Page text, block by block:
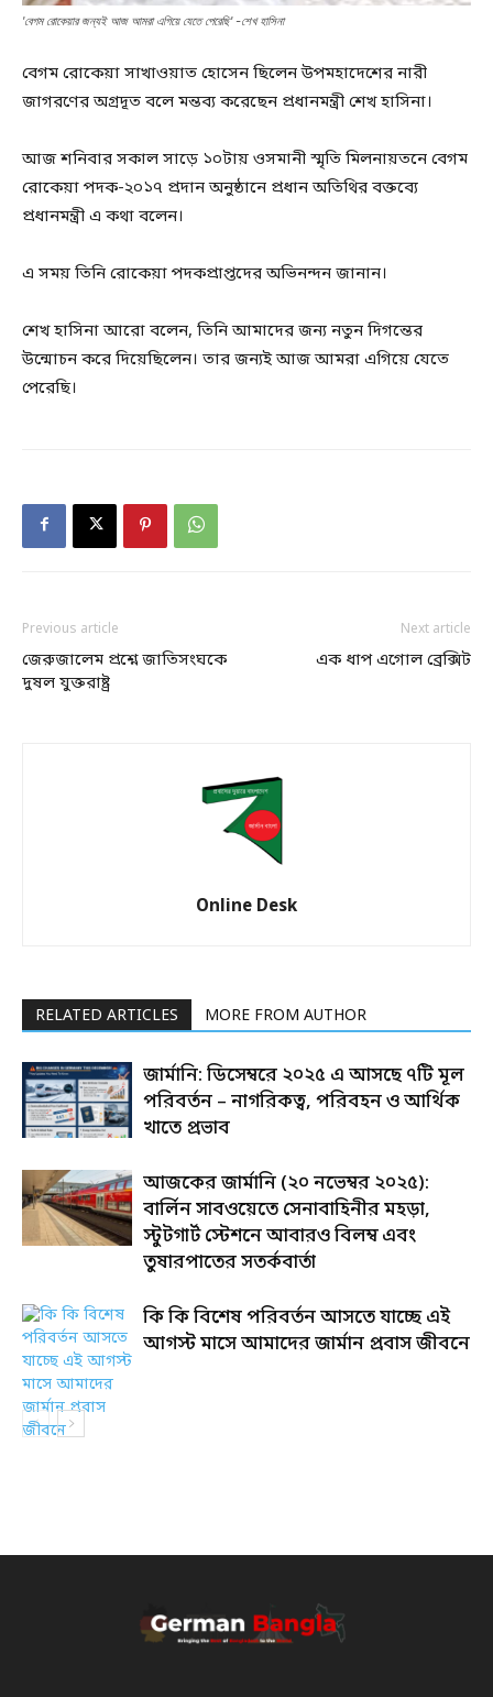
'বেগম রোকেয়ার জন্যই আজ আমরা এগিয়ে যেতে পেরেছি' -শেখ হাসিনা
বেগম রোকেয়া সাখাওয়াত হোসেন ছিলেন উপমহাদেশের নারী
জাগরণের অগ্রদূত বলে মন্তব্য করেছেন প্রধানমন্ত্রী শেখ হাসিনা।
আজ শনিবার সকাল সাড়ে ১০টায় ওসমানী স্মৃতি মিলনায়তনে বেগম
রোকেয়া পদক-২০১৭ প্রদান অনুষ্ঠানে প্রধান অতিথির বক্তব্যে
প্রধানমন্ত্রী এ কথা বলেন।
এ সময় তিনি রোকেয়া পদকপ্রাপ্তদের অভিনন্দন জানান।
শেখ হাসিনা আরো বলেন, তিনি আমাদের জন্য নতুন দিগন্তের
উন্মোচন করে দিয়েছিলেন। তার জন্যই আজ আমরা এগিয়ে যেতে
পেরেছি।
Previous article
জেরুজালেম প্রশ্নে জাতিসংঘকে
দুষল যুক্তরাষ্ট্র
Next article
এক ধাপ এগোল ব্রেক্সিট
Online Desk
RELATED ARTICLES MORE FROM AUTHOR
জার্মানি: ডিসেম্বরে ২০২৫ এ আসছে ৭টি মূল
পরিবর্তন – নাগরিকত্ব, পরিবহন ও আর্থিক
খাতে প্রভাব
আজকের জার্মানি (২০ নভেম্বর ২০২৫):
বার্লিন সাবওয়েতে সেনাবাহিনীর মহড়া,
স্টুটগার্ট স্টেশনে আবারও বিলম্ব এবং
তুষারপাতের সতর্কবার্তা
কি কি বিশেষ পরিবর্তন আসতে যাচ্ছে এই
আগস্ট মাসে আমাদের জার্মান প্রবাস জীবনে